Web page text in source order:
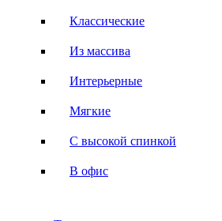
Классические
Из массива
Интерьерные
Мягкие
С высокой спинкой
В офис